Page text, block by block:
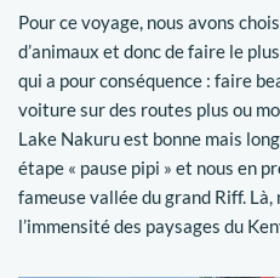
Pour ce voyage, nous avons
d’animaux et donc de faire le
qui a pour conséquence : faire
voiture sur des routes plus ou
Lake Nakuru est bonne mais
étape « pause pipi » et nous en
fameuse vallée du grand Riff.
l’immensité des paysages du